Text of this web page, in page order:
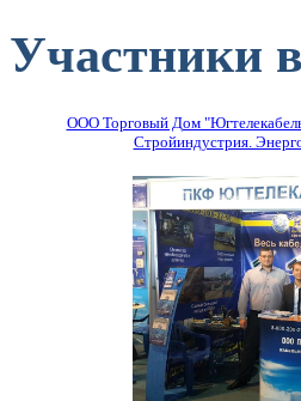
Участники
ООО Торговый Дом
Стройиндустрия.